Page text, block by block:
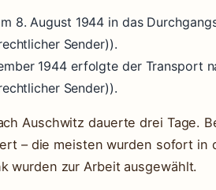
8. August 1944 in das
Sender)).
1944 erfolgte der Transport
Sender)).
Auschwitz dauerte drei Tage.
– die meisten wurden sofort in
wurden zur Arbeit ausgewählt.